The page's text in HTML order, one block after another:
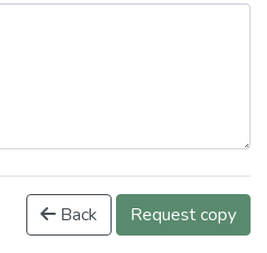
Back Request copy